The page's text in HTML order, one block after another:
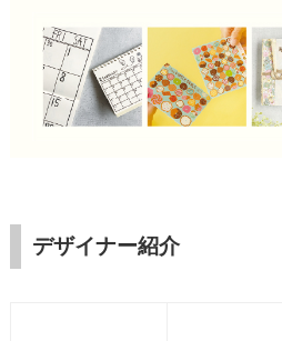
デザイナー紹介